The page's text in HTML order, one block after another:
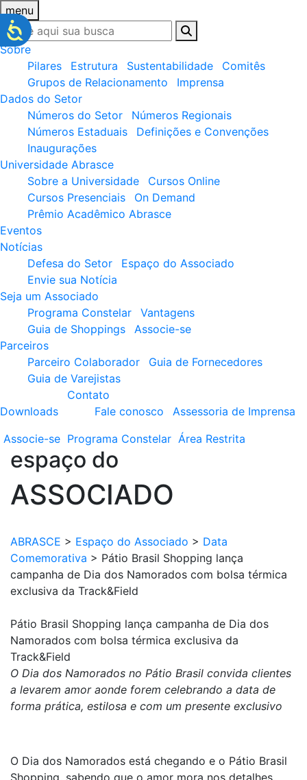
menu
Sobre
Pilares
Estrutura Sustentabilidade
Comitês
Grupos de Relacionamento
Imprensa
Dados do Setor
Números do Setor
Números Regionais
Números Estaduais
Definições e Convenções
Inaugurações
Universidade Abrasce
Sobre a Universidade
Cursos Online
Cursos Presenciais
On Demand
Prêmio Acadêmico Abrasce
Eventos
Notícias
Defesa do Setor
Espaço do Associado
Envie sua Notícia
Seja um Associado
Programa Constelar
Vantagens
Guia de Shoppings
Associe-se
Parceiros
Parceiro Colaborador
Guia de Fornecedores
Guia de Varejistas
Downloads
Contato
Fale conosco
Assessoria de Imprensa
Associe-se Programa Constelar Área Restrita
espaço do
ASSOCIADO
ABRASCE > Espaço do Associado > Data
Comemorativa > Pátio Brasil Shopping lança
campanha de Dia dos Namorados com bolsa térmica
exclusiva da Track&Field
Pátio Brasil Shopping lança campanha de Dia dos
Namorados com bolsa térmica exclusiva da
Track&Field
O Dia dos Namorados no Pátio Brasil convida clientes
a levarem amor aonde forem celebrando a data de
forma prática, estilosa e com um presente exclusivo
O Dia dos Namorados está chegando e o Pátio Brasil
Shopping, sabendo que o amor mora nos detalhes,